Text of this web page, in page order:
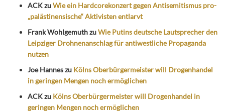
ACKzuWie ein Hardcorekonzert gegen Antisemitismus pro-
„palästinensische“ Aktivisten entlarvt
Frank WohlgemuthzuWie Putins deutsche Lautsprecher den
Leipziger Drohnenanschlag für antiwestliche Propaganda
nutzen
Joe Hanneszu Kölns Oberbürgermeister will Drogenhandel
in geringen Mengen noch ermöglichen
ACKzu Kölns Oberbürgermeister will Drogenhandel in
geringen Mengen noch ermöglichen